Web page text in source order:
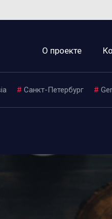
О проекте
# Санкт-Петербург #